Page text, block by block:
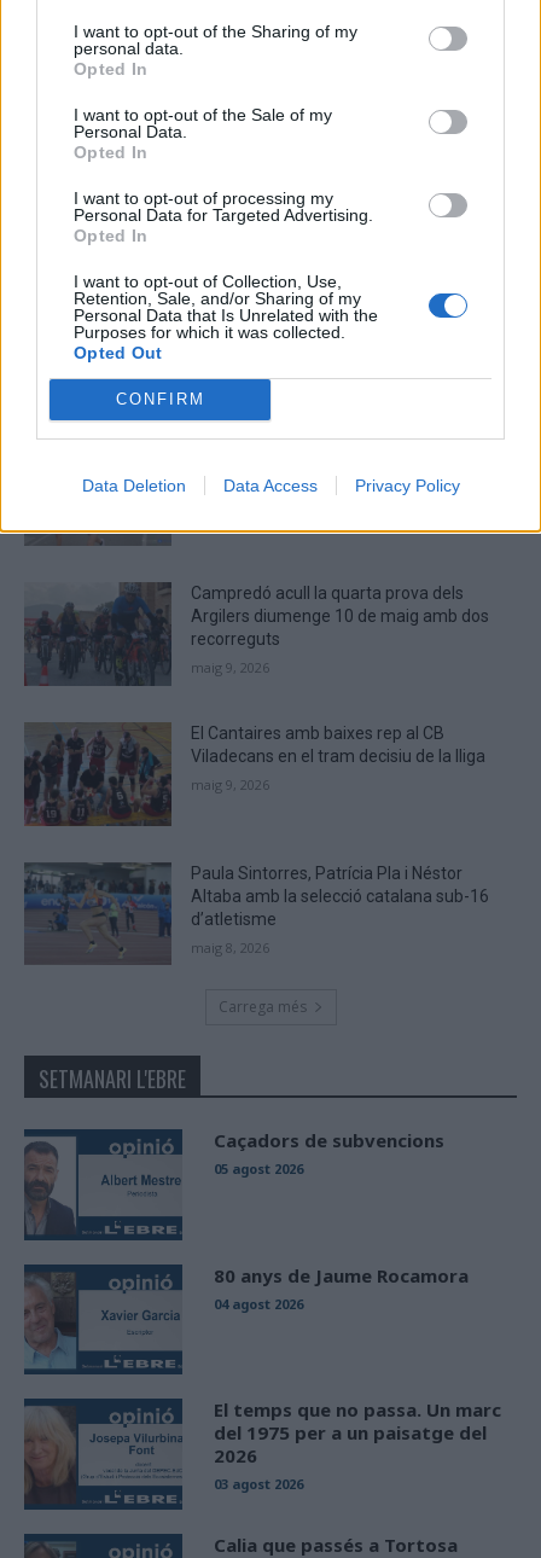
I want to opt-out of the Sharing of my
personal data.
Opted In
I want to opt-out of the Sale of my
Personal Data.
Opted In
I want to opt-out of processing my
Personal Data for Targeted Advertising.
Opted In
I want to opt-out of Collection, Use,
Retention, Sale, and/or Sharing of my
Personal Data that Is Unrelated with the
Purposes for which it was collected.
Opted Out
CONFIRM
Data Deletion Data Access Privacy Policy
aquest navegador per a la propera vegada que comenti.
Captcha
Please
characters
CAPTCHA
to
are
ÚLTIMES NOTÍCIES
de la Running Sèries Terres de l’Ebre
Campredó acull la quarta prova dels
Argilers diumenge 10 de maig amb dos
recorreguts
maig 9, 2026
El Cantaires amb baixes rep al CB
Viladecans en el tram decisiu de la lliga
maig 9, 2026
Paula Sintorres, Patrícia Pla i Néstor
Altaba amb la selecció catalana sub-16
d’atletisme
maig 8, 2026
Carrega més
SETMANARI L'EBRE
Caçadors de subvencions
05 agost 2026
80 anys de Jaume Rocamora
04 agost 2026
El temps que no passa. Un marc
del 1975 per a un paisatge del
2026
03 agost 2026
Calia que passés a Tortosa